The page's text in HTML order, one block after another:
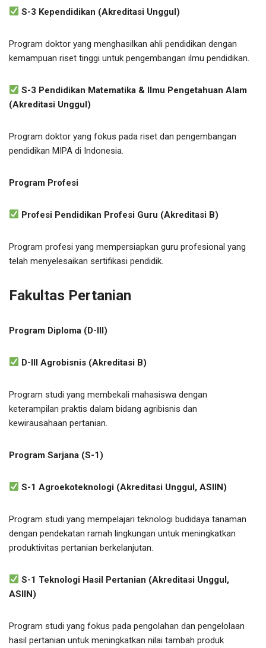
S-3 Kependidikan (Akreditasi Unggul)
Program doktor yang menghasilkan ahli pendidikan dengan
kemampuan riset tinggi untuk pengembangan ilmu pendidikan.
S-3 Pendidikan Matematika & Ilmu Pengetahuan Alam
(Akreditasi Unggul)
Program doktor yang fokus pada riset dan pengembangan
pendidikan MIPA di Indonesia.
Program Profesi
Profesi Pendidikan Profesi Guru (Akreditasi B)
Program profesi yang mempersiapkan guru profesional yang
telah menyelesaikan sertifikasi pendidik.
Fakultas Pertanian
Program Diploma (D-III)
D-III Agrobisnis (Akreditasi B)
Program studi yang membekali mahasiswa dengan
keterampilan praktis dalam bidang agribisnis dan
kewirausahaan pertanian.
Program Sarjana (S-1)
S-1 Agroekoteknologi (Akreditasi Unggul, ASIIN)
Program studi yang mempelajari teknologi budidaya tanaman
dengan pendekatan ramah lingkungan untuk meningkatkan
produktivitas pertanian berkelanjutan.
S-1 Teknologi Hasil Pertanian (Akreditasi Unggul,
ASIIN)
Program studi yang fokus pada pengolahan dan pengelolaan
hasil pertanian untuk meningkatkan nilai tambah produk